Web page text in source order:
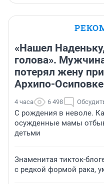
«Нашел
голова».
потерял жену
Архипо-Осиповке
4 часа 6 498
С рождения в неволе.
осужденные мамы
детьми
Знаменитая тикток-
с редкой формой рака,